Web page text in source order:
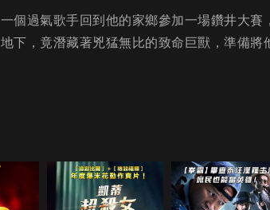
一個過氣歌手回到他的家鄉參加一場鑽井大
地下，竟潛藏著兇猛無比的致命巨獸，準備將